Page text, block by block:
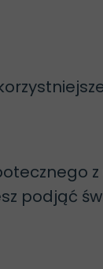
z
podjąć